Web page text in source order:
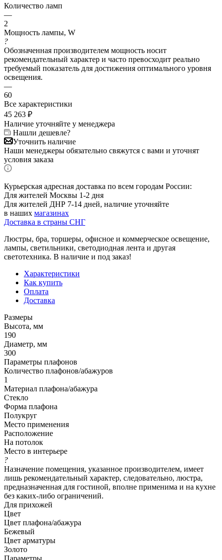
Количество ламп
—
2
Мощность лампы, W
?
Обозначенная производителем мощность носит
рекомендательный характер и часто превосходит реально
требуемый показатель для достижения оптимального уровня
освещения.
—
60
Все характеристики
45 263 ₽
Наличие уточняйте у менеджера
Нашли дешевле?
Уточнить наличие
Наши менеджеры обязательно свяжутся с вами и уточнят
условия заказа
Курьерская адресная доставка по всем городам России:
Для жителей Москвы 1-2 дня
Для жителей ДНР 7-14 дней, наличие уточняйте
в наших магазинах
Доставка в страны СНГ
Люстры, бра, торшеры, офисное и коммерческое освещение,
лампы, светильники, светодиодная лента и другая
светотехника. В наличие и под заказ!
Характеристики
Как купить
Оплата
Доставка
Размеры
Высота, мм
190
Диаметр, мм
300
Параметры плафонов
Количество плафонов/абажуров
1
Материал плафона/абажура
Стекло
Форма плафона
Полукруг
Место применения
Расположение
На потолок
Место в интерьере
?
Назначение помещения, указанное производителем, имеет
лишь рекомендательный характер, следовательно, люстра,
предназначенная для гостиной, вполне применима и на кухне
без каких-либо ограничений.
Для прихожей
Цвет
Цвет плафона/абажура
Бежевый
Цвет арматуры
Золото
Параметры